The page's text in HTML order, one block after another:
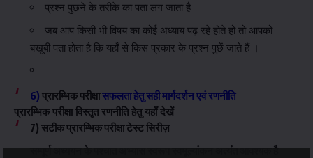
प्रश्न पुछने के तरीके का पता लग जाता है
जब आप किसी भी विषय का कोई अध्याय पढ़ रहे होते हो तो आपको
बखूबी पता होता है कि यहाँ से किस प्रकार के प्रश्न पुछें जाते हैं ।
6) प्रारम्भिक परीक्षासफलता हेतु सही मार्गदर्शन एवं रणनीति
प्रारम्भिक परीक्षा विस्तृत रणनीति हेतुयहाँ देखें
7) सटीकप्रारम्भिक परीक्षा टेस्ट सिरीज़
सम्पूर्ण अध्ययन के पश्चात अभ्यास स्वरूप स्वमूल्यांकन अत्यंत आवश्यक है